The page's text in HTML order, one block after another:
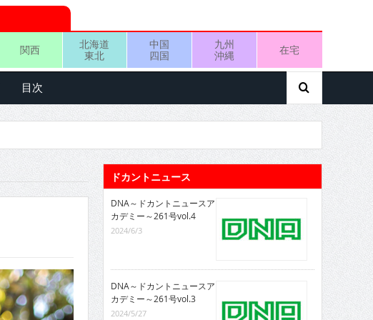
関西
北海道
東北
中国
四国
九州
沖縄
在宅
目次
ドカントニュース
DNA～ドカントニュースア
カデミー～261号vol.4
2024/6/3
DNA～ドカントニュースア
カデミー～261号vol.3
2024/5/27